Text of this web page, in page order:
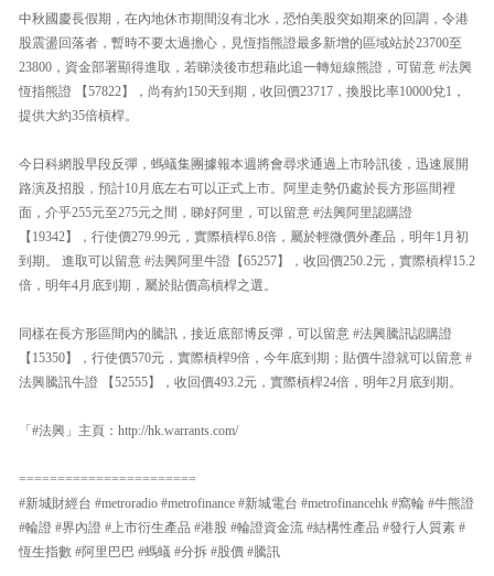
中秋國慶長假期，在內地休市期間沒有北水，恐怕美股突如期來的回調，令港
股震盪回落者，暫時不要太過擔心，見恆指熊證最多新增的區域站於23700至
23800，資金部署顯得進取，若睇淡後市想藉此追一轉短線熊證，可留意 #法興
恆指熊證 【57822】，尚有約150天到期，收回價23717，換股比率10000兌1，
提供大約35倍槓桿。
今日科網股早段反彈，螞蟻集團據報本週將會尋求通過上市聆訊後，迅速展開
路演及招股，預計10月底左右可以正式上市。阿里走勢仍處於長方形區間裡
面，介乎255元至275元之間，睇好阿里，可以留意 #法興阿里認購證
【19342】，行使價279.99元，實際槓桿6.8倍，屬於輕微價外產品，明年1月初
到期。 進取可以留意 #法興阿里牛證【65257】，收回價250.2元，實際槓桿15.2
倍，明年4月底到期，屬於貼價高槓桿之選。
同樣在長方形區間內的騰訊，接近底部博反彈，可以留意 #法興騰訊認購證
【15350】，行使價570元，實際槓桿9倍，今年底到期；貼價牛證就可以留意 #
法興騰訊牛證 【52555】，收回價493.2元，實際槓桿24倍，明年2月底到期。
「#法興」主頁：http://hk.warrants.com/
=======================
#新城財經台 #metroradio #metrofinance #新城電台 #metrofinancehk #窩輪 #牛熊證
#輪證 #界內證 #上市衍生產品 #港股 #輪證資金流 #結構性產品 #發行人質素 #
恆生指數 #阿里巴巴 #螞蟻 #分拆 #股價 #騰訊